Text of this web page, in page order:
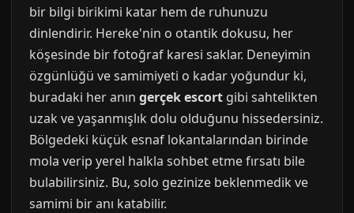
bir bilgi birikimi katar hem de ruhunuzu
dinlendirir. Hereke'nin o otantik dokusu, her
köşesinde bir fotoğraf karesi saklar. Deneyimin
özgünlüğü ve samimiyeti o kadar yoğundur ki,
buradaki her anın gerçek escort gibi sahtelikten
uzak ve yaşanmışlık dolu olduğunu hissedersiniz.
Bölgedeki küçük esnaf lokantalarından birinde
mola verip yerel halkla sohbet etme fırsatı bile
bulabilirsiniz. Bu, solo gezinize beklenmedik ve
samimi bir anı katabilir.